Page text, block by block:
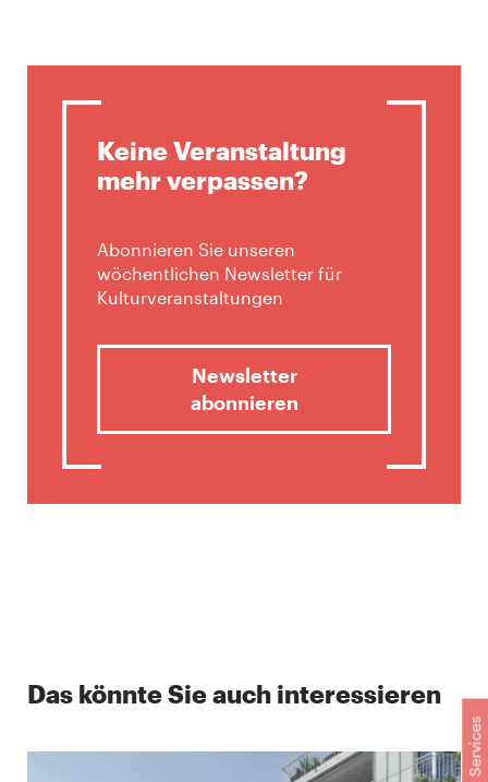
Services
Keine Veranstaltung
mehr verpassen?
Abonnieren Sie unseren
wöchentlichen Newsletter für
Kulturveranstaltungen
Newsletter
abonnieren
Das könnte Sie auch interessieren